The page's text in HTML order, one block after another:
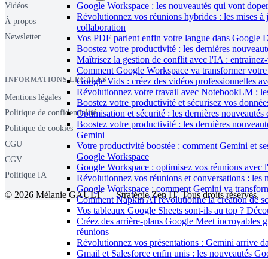
Google Workspace : les nouveautés qui vont
Révolutionnez vos réunions hybrides : les mises
collaboration
Vos PDF parlent enfin votre langue dans
Boostez votre productivité : les dernières
Maîtrisez la gestion de conflit avec l'IA :
Comment Google Workspace va transformer
Google Vids : créez des vidéos professionnelles
Révolutionnez votre travail avec NotebookLM :
Boostez votre productivité et sécurisez vos
Optimisation et sécurité : les dernières
Boostez votre productivité : les dernières
Gemini
Votre productivité boostée : comment Gemini et
Google Workspace
Google Workspace : optimisez vos réunions avec
Révolutionnez vos réunions et conversations :
Google Workspace : comment Gemini va
Comment Napkin AI révolutionne la création de
Vos tableaux Google Sheets sont-ils au top ?
Créez des arrière-plans Google Meet incroyables
réunions
Révolutionnez vos présentations : Gemini arrive
Gmail et Salesforce enfin unis : les nouveautés
Vidéos
À propos
Newsletter
INFORMATIONS LÉGALES
Mentions légales
Politique de confidentialité
Politique de cookies
CGU
CGV
Politique IA
© 2026 Mélanie GAULT — Stratégie Zen IT. Tous droits réservés.